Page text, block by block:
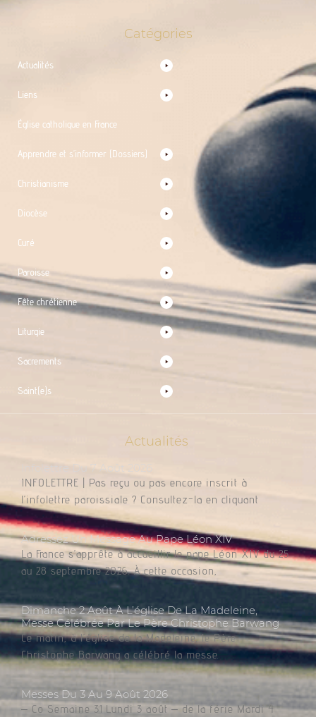
Catégories
Actualités
Liens
Église catholique en France
Apprendre et s’informer (Dossiers)
Christianisme
Diocèse
Curé
Paroisse
Fête chrétienne
Liturgie
Sacrements
Saint(e)s
Actualités
Infolettre Du 7 Août 2026
INFOLETTRE | Pas reçu ou pas encore inscrit à
l’infolettre paroissiale ? Consultez-la en cliquant
Adressez Un Message Au Pape Léon XIV
La France s’apprête à accueillir le pape Léon XIV du 25
au 28 septembre 2026. À cette occasion,
Dimanche 2 Août À L’église De La Madeleine,
Messe Célébrée Par Le Père Christophe Barwang
Ce matin, à l’église de la Madeleine, le Père
Christophe Barwang a célébré la messe.
Messes Du 3 Au 9 Août 2026
– Co Semaine 31 Lundi 3 août – de la férie Mardi 4